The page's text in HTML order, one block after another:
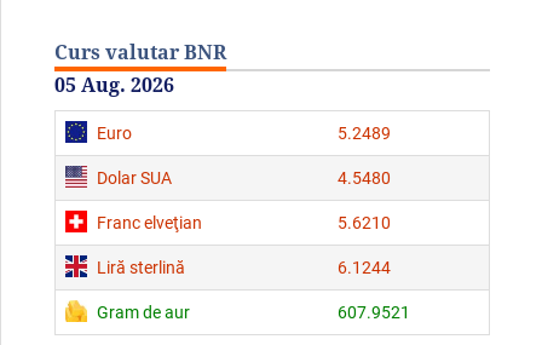
Curs valutar BNR
05 Aug. 2026
Euro 5.2489
Dolar SUA 4.5480
Franc elveţian 5.6210
Liră sterlină 6.1244
Gram de aur 607.9521